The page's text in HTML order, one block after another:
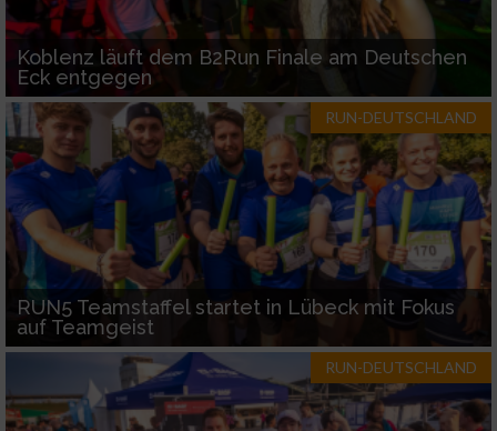
Koblenz läuft dem B2Run Finale am Deutschen
Eck entgegen
RUN-DEUTSCHLAND
RUN5 Teamstaffel startet in Lübeck mit Fokus
auf Teamgeist
RUN-DEUTSCHLAND